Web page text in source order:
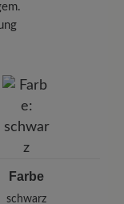
Bissingen,
Farbe
schwarz